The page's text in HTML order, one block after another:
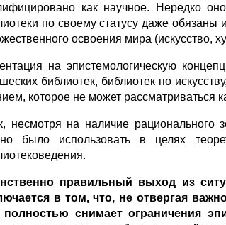
как научное. Нередко
по своему статусу даже
освоения мира (искусство,
на эпистемологическую
библиотек, библиотек по
которое не может рассматриваться
несмотря на наличие рационального
было использовать в целях
правильный выход из
в том, что, не отвергая
полностью снимает ограничения